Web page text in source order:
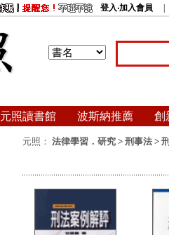
登入‧加入會員
元照讀書館 波斯納推薦 創
元照： 法律學習．研究 > 刑事法 >